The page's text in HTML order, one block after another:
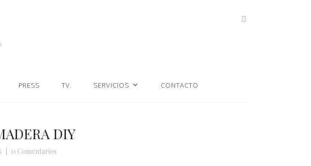
PRESS TV. SERVICIOS CONTACTO
DIY
0 Comentarios